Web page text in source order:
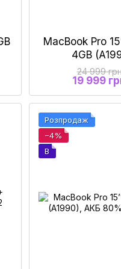
MacBook Pro
4GB
24 999
19 999
Розпродаж
−4%
B